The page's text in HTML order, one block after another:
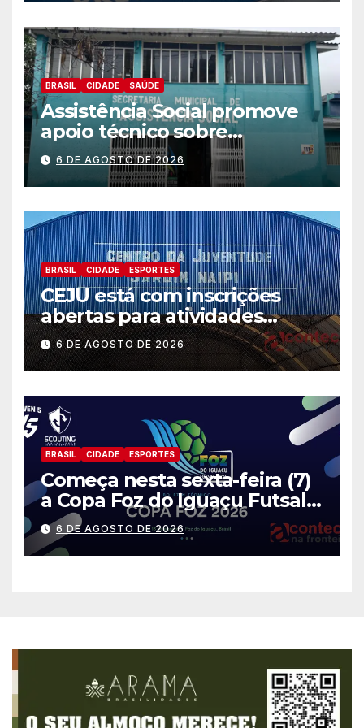
BRASIL CIDADE SAÚDE
Assistência Social promove
apoio técnico sobre
preparação e resposta a
situações de emergência e
calamidade pública
6 DE AGOSTO DE 2026
BRASIL CIDADE ESPORTES
CEJU está com inscrições
abertas para atividades
gratuitas
6 DE AGOSTO DE 2026
BRASIL CIDADE ESPORTES
Começa nesta sexta-feira (7)
a Copa Foz do Iguaçu Futsal
2026 com equipes de quatro
países
6 DE AGOSTO DE 2026